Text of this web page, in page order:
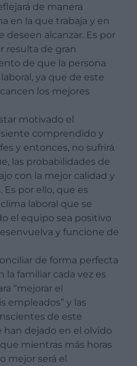
de manera
en la que trabaja y en
deseen alcanzar. Es por
resulta de gran
de que la persona
ya que de este
los mejores
motivado el
comprendido y
y entonces, no sufrirá
las probabilidades de
con la mejor calidad y
Es por ello, que es
laboral que se
el equipo sea positivo
y funcione de
de forma perfecta
la familiar cada vez es
“mejorar el
empleados” y las
de este
han dejado en el olvido
mientras más horas
mejor será el